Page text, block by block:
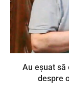
Au eșuat să
despre